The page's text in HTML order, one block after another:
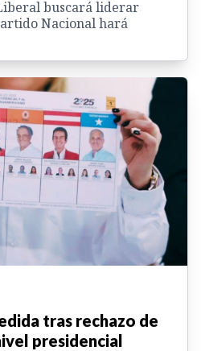
buscará liderar
Nacional hará
tras rechazo de
presidencial